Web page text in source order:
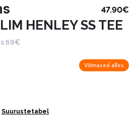
47.90€
HENLEY SS TEE
69€
Viimased alles
Suurustetabel